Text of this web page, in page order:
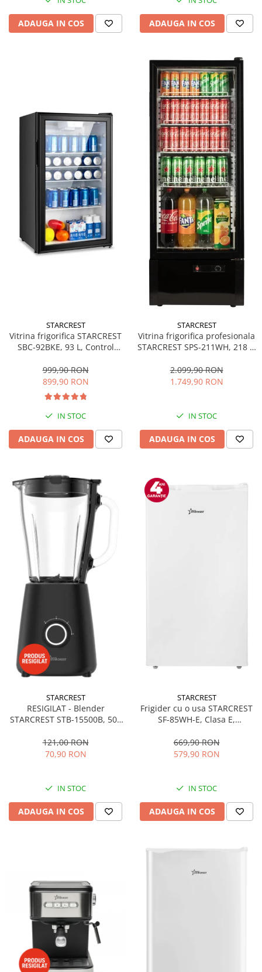
ADAUGA IN COS ADAUGA IN COS
STARCREST
Vitrina frigorifica STARCREST
SBC-92BKE, 93 L, Control
83.2 cm, Negru
999,90 RON
899,90 RON
IN STOC
ADAUGA IN COS
STARCREST
Vitrina frigorifica profesionala
STARCREST SPS-211WH, 218 L,
LED, H 141 cm, Negru
2.099,90 RON
1.749,90 RON
IN STOC
ADAUGA IN COS
STARCREST
RESIGILAT - Blender
STARCREST STB-15500B, 500
Pulse, Negru
121,00 RON
70,90 RON
IN STOC
ADAUGA IN COS
STARCREST
Frigider cu o usa STARCREST
SF-85WH-E, Clasa E,
interioara, Compartiment
gheata, H 82 cm, Alb
669,90 RON
579,90 RON
IN STOC
ADAUGA IN COS